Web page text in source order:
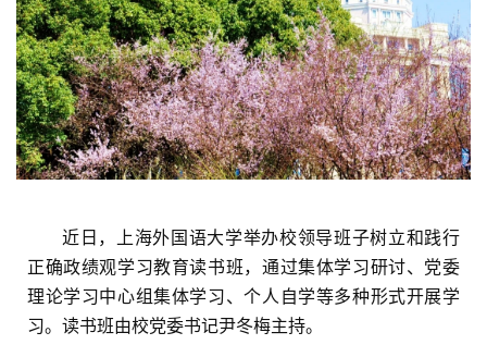
近日，上海外国语大学举办校领导班子树立和践行
正确政绩观学习教育读书班，通过集体学习研讨、党委
理论学习中心组集体学习、个人自学等多种形式开展学
习。读书班由校党委书记尹冬梅主持。